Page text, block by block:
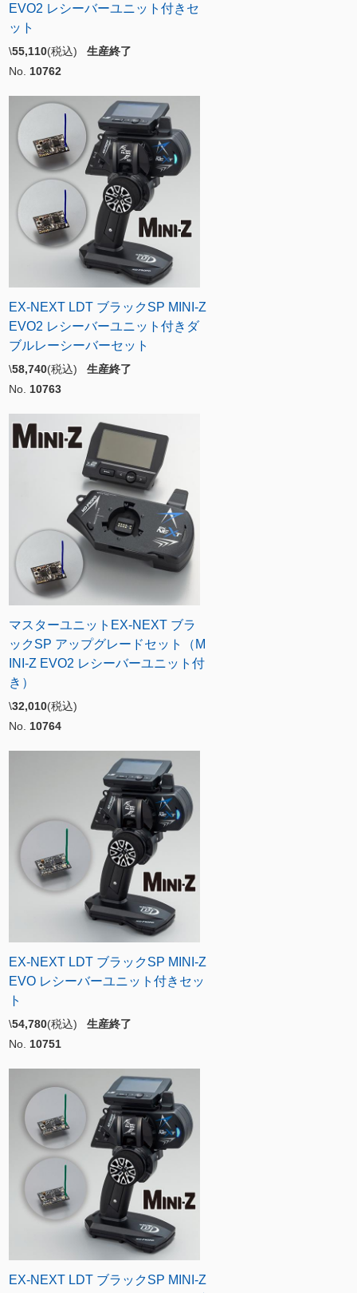
EVO2 レシーバーユニット付きセ
ット
\55,110(税込) 生産終了
No. 10762
EX-NEXT LDT ブラックSP MINI-Z
EVO2 レシーバーユニット付きダ
ブルレーシーバーセット
\58,740(税込) 生産終了
No. 10763
マスターユニットEX-NEXT ブラ
ックSP アップグレードセット（M
INI-Z EVO2 レシーバーユニット付
き）
\32,010(税込)
No. 10764
EX-NEXT LDT ブラックSP MINI-Z
EVO レシーバーユニット付きセッ
ト
\54,780(税込) 生産終了
No. 10751
EX-NEXT LDT ブラックSP MINI-Z